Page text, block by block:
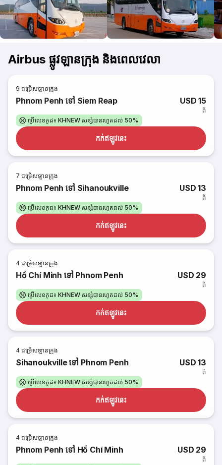
Airbus ផ្លូវឡានក្រុង និងពេលវេលា
9 ជម្រើសឡានក្រុង
Phnom Penh ទៅ Siem Reap USD 15
ពី
ប្រើលេខកូដ៖ KHNEW សន្សំបានរហូតដល់ 50%
កក់​ឥឡូវនេះ
7 ជម្រើសឡានក្រុង
Phnom Penh ទៅ Sihanoukville USD 13
ពី
ប្រើលេខកូដ៖ KHNEW សន្សំបានរហូតដល់ 50%
កក់​ឥឡូវនេះ
4 ជម្រើសឡានក្រុង
Hồ Chí Minh ទៅ Phnom Penh USD 29
ពី
ប្រើលេខកូដ៖ KHNEW សន្សំបានរហូតដល់ 50%
កក់​ឥឡូវនេះ
4 ជម្រើសឡានក្រុង
Sihanoukville ទៅ Phnom Penh USD 13
ពី
ប្រើលេខកូដ៖ KHNEW សន្សំបានរហូតដល់ 50%
កក់​ឥឡូវនេះ
4 ជម្រើសឡានក្រុង
Phnom Penh ទៅ Hồ Chí Minh USD 29
ពី